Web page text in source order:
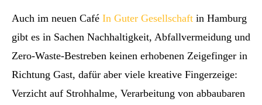
Auch im neuen Café In Guter Gesellschaft in Hamburg
gibt es in Sachen Nachhaltigkeit, Abfallvermeidung und
Zero-Waste-Bestreben keinen erhobenen Zeigefinger in
Richtung Gast, dafür aber viele kreative Fingerzeige:
Verzicht auf Strohhalme, Verarbeitung von abbaubaren